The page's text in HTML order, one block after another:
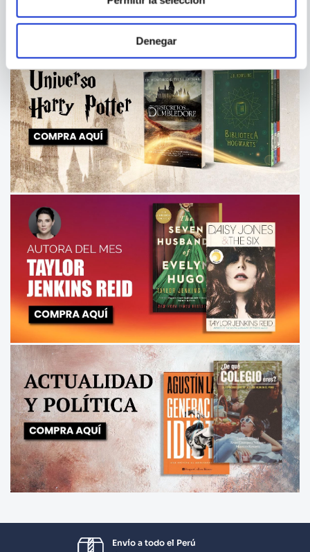
Denegar
Envío a todo el Perú